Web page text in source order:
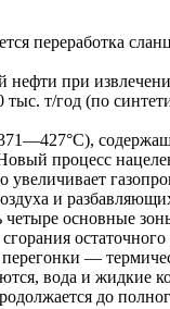
переработка
нефти при
т/год (по
процесс
и
основные
—
вода и жидкие
до